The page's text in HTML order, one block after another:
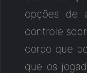
opções de
controle
corpo que
que os